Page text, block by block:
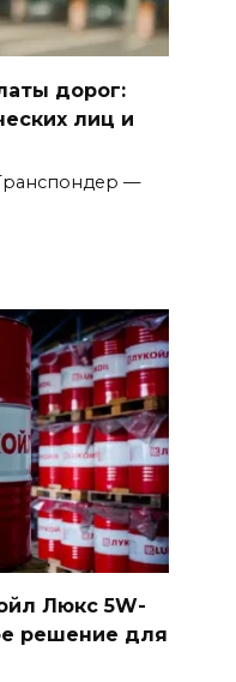
дорог:
лиц и
—
Люкс 5W-
решение для